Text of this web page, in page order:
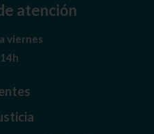
atención
viernes